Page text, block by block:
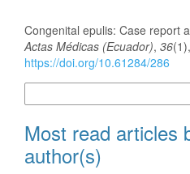
Congenital epulis: Case report
Actas Médicas (Ecuador), 36
https://doi.org/10.61284/286
Most read articles
author(s)